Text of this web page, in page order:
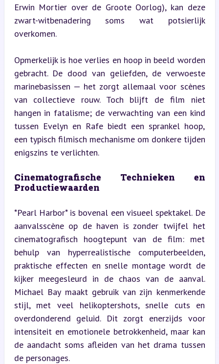
Erwin Mortier over de Groote Oorlog), kan deze
zwart-witbenadering soms wat potsierlijk
overkomen.
Opmerkelijk is hoe verlies en hoop in beeld worden
gebracht. De dood van geliefden, de verwoeste
marinebasissen — het zorgt allemaal voor scènes
van collectieve rouw. Toch blijft de film niet
hangen in fatalisme; de verwachting van een kind
tussen Evelyn en Rafe biedt een sprankel hoop,
een typisch filmisch mechanisme om donkere tijden
enigszins te verlichten.
Cinematografische Technieken en
Productiewaarden
*Pearl Harbor* is bovenal een visueel spektakel. De
aanvalsscène op de haven is zonder twijfel het
cinematografisch hoogtepunt van de film: met
behulp van hyperrealistische computerbeelden,
praktische effecten en snelle montage wordt de
kijker meegesleurd in de chaos van de aanval.
Michael Bay maakt gebruik van zijn kenmerkende
stijl, met veel helikoptershots, snelle cuts en
overdonderend geluid. Dit zorgt enerzijds voor
intensiteit en emotionele betrokkenheid, maar kan
de aandacht soms afleiden van het drama tussen
de personages.